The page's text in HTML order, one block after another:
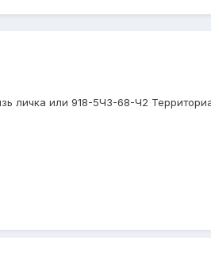
личка или 918-5ЧЗ-68-Ч2